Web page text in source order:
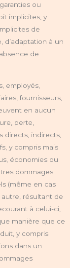
ou
implicites, y
de
d’adaptation à un
de
employés,
fournisseurs,
en aucun
perte,
directs, indirects,
y compris mais
économies ou
dommages
(même en cas
résultant de
à celui-ci,
manière que ce
y compris
dans un